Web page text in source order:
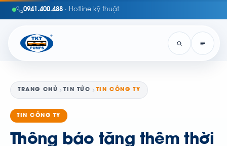
0941.400.488 · Hotline kỹ thuật
TRANG CHỦ TIN TỨC TIN CÔNG TY
TIN CÔNG TY
Thông báo tăng thêm thời